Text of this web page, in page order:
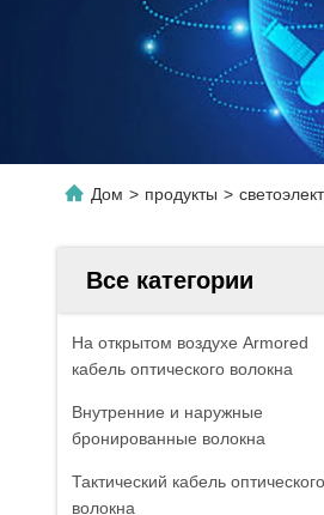
Дом > продукты >
Все категории
На открытом воздухе Armored
кабель оптического волокна
Внутренние и наружные
бронированные волокна
Тактический кабель оптического
волокна